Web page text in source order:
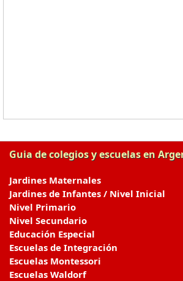
Guia de colegios y escuelas en
Jardines Maternales
Jardines de Infantes / Nivel Inicial
Nivel Primario
Nivel Secundario
Educación Especial
Escuelas de Integración
Escuelas Montessori
Escuelas Waldorf